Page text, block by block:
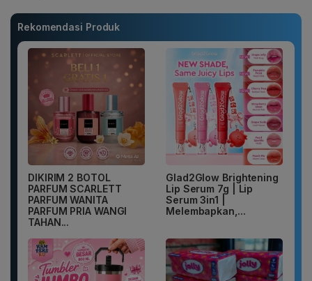
Rekomendasi Produk
DIKIRIM 2 BOTOL
PARFUM SCARLETT
PARFUM WANITA
PARFUM PRIA WANGI
TAHAN...
Glad2Glow Brightening
Lip Serum 7g | Lip
Serum 3in1 |
Melembapkan,...